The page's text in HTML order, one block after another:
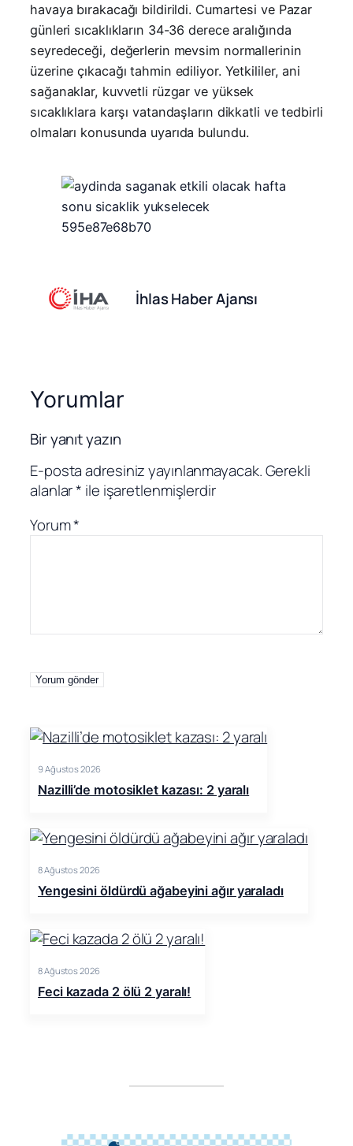
havaya bırakacağı bildirildi. Cumartesi ve Pazar
günleri sıcaklıkların 34-36 derece aralığında
seyredeceği, değerlerin mevsim normallerinin
üzerine çıkacağı tahmin ediliyor. Yetkililer, ani
sağanaklar, kuvvetli rüzgar ve yüksek
sıcaklıklara karşı vatandaşların dikkatli ve tedbirli
olmaları konusunda uyarıda bulundu.
İhlas Haber Ajansı
Yorumlar
Bir yanıt yazın
E-posta adresiniz yayınlanmayacak.Gerekli
alanlar* ile işaretlenmişlerdir
Yorum*
9 Ağustos 2026
Nazilli’de motosiklet kazası: 2 yaralı
8 Ağustos 2026
Yengesini öldürdü ağabeyini ağır yaraladı
8 Ağustos 2026
Feci kazada 2 ölü 2 yaralı!